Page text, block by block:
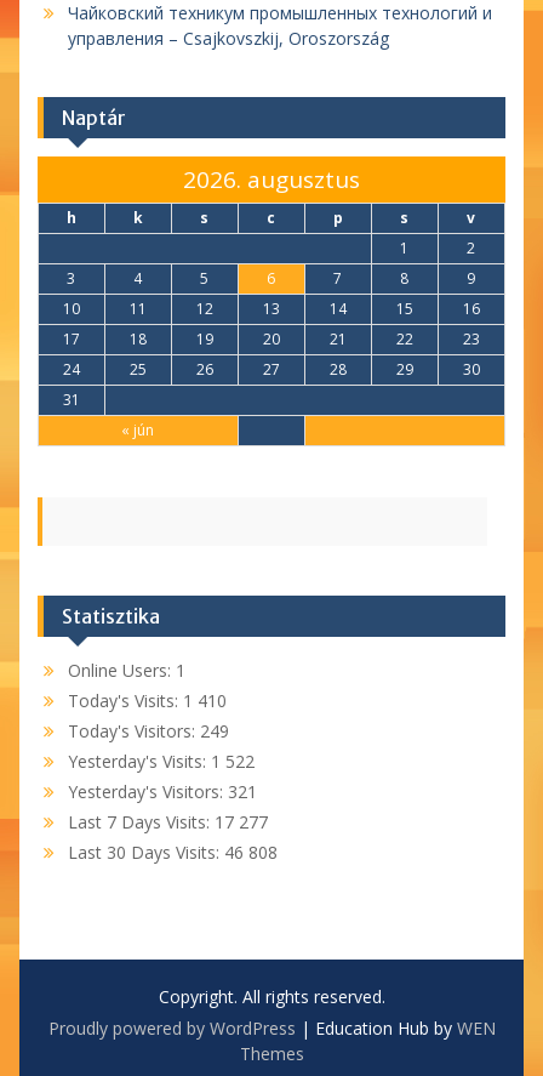
Чайковский техникум промышленных технологий и
управления – Csajkovszkij, Oroszország
Naptár
2026. augusztus
h k s c p s v
« jún
1
2
3
4 5 6 7 8
9
10
11 12 13 14 15
16
17
18 19 20 21 22
23
24
25 26 27 28 29
30
31
Statisztika
Online Users: 1
Today's Visits: 1 410
Today's Visitors: 249
Yesterday's Visits: 1 522
Yesterday's Visitors: 321
Last 7 Days Visits: 17 277
Last 30 Days Visits: 46 808
Copyright. All rights reserved.
Proudly powered by WordPress | Education Hub by WEN
Themes